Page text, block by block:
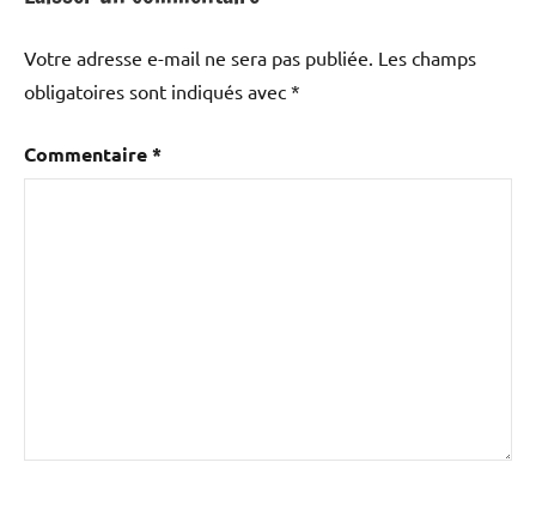
Votre adresse e-mail ne sera pas publiée. Les champs
obligatoires sont indiqués avec *
Commentaire*